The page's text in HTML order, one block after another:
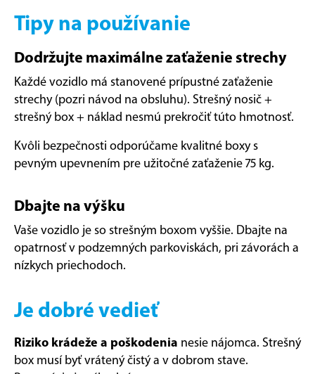
Tipy na používanie
Dodržujte maximálne zaťaženie strechy
Každé vozidlo má stanovené prípustné zaťaženie
strechy (pozri návod na obsluhu). Strešný nosič +
strešný box + náklad nesmú prekročiť túto hmotnosť.
Kvôli bezpečnosti odporúčame kvalitné boxy s
pevným upevnením pre užitočné zaťaženie 75 kg.
Dbajte na výšku
Vaše vozidlo je so strešným boxom vyššie. Dbajte na
opatrnosť v podzemných parkoviskách, pri závorách a
nízkych priechodoch.
Je dobré vedieť
Riziko krádeže a poškodenia nesie nájomca. Strešný
box musí byť vrátený čistý a v dobrom stave.